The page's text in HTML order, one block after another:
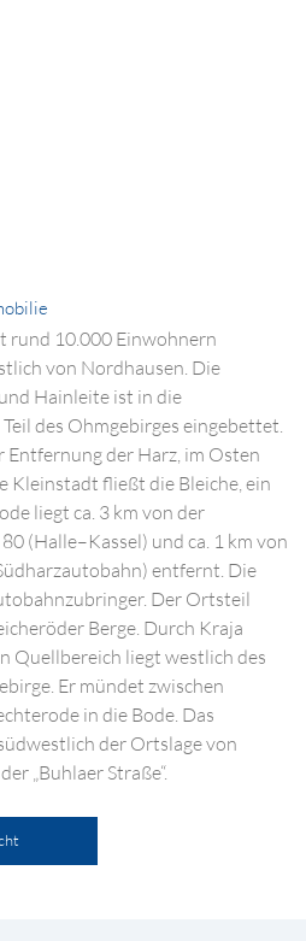
rund 10.000 Einwohnern
von Nordhausen. Die
Hainleite ist in die
des Ohmgebirges eingebettet.
der Harz, im Osten
Kleinstadt fließt die Bleiche, ein
liegt ca. 3 km von der
(Halle–Kassel) und ca. 1 km von
entfernt. Die
Der Ortsteil
Berge. Durch Kraja
Quellbereich liegt westlich des
Er mündet zwischen
in die Bode. Das
der Ortslage von
„Buhlaer Straße“.